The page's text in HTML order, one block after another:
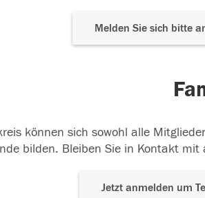
Melden Sie sich bitte
können sich sowohl alle
bilden. Bleiben Sie in Kontakt
Jetzt anmelden um